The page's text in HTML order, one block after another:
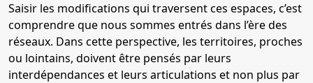
Saisir les modifications qui traversent ces espaces, c’est
comprendre que nous sommes entrés dans l’ère des
réseaux. Dans cette perspective, les territoires, proches
ou lointains, doivent être pensés par leurs
interdépendances et leurs articulations et non plus par